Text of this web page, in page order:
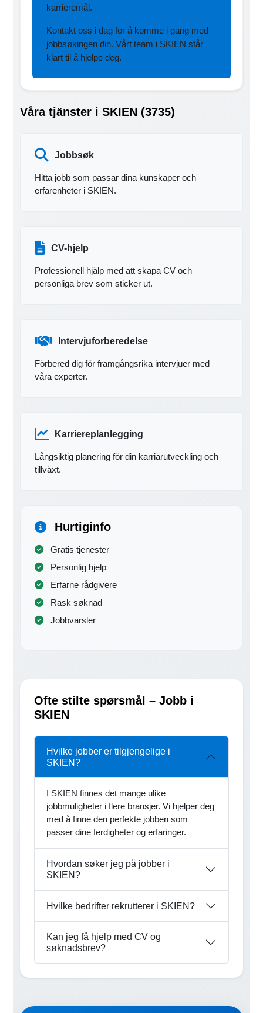
karrieremål.
Kontakt oss i dag for å komme i gang med
jobbsøkingen din. Vårt team i SKIEN står
klart til å hjelpe deg.
Våra tjänster i SKIEN (3735)
Jobbsøk
Hitta jobb som passar dina kunskaper och
erfarenheter i SKIEN.
CV-hjelp
Professionell hjälp med att skapa CV och
personliga brev som sticker ut.
Intervjuforberedelse
Förbered dig för framgångsrika intervjuer med
våra experter.
Karriereplanlegging
Långsiktig planering för din karriärutveckling och
tillväxt.
Hurtiginfo
Gratis tjenester
Personlig hjelp
Erfarne rådgivere
Rask søknad
Jobbvarsler
Ofte stilte spørsmål – Jobb i
SKIEN
Hvilke jobber er tilgjengelige i
SKIEN?
I SKIEN finnes det mange ulike
jobbmuligheter i flere bransjer. Vi hjelper deg
med å finne den perfekte jobben som
passer dine ferdigheter og erfaringer.
Hvordan søker jeg på jobber i
SKIEN?
Hvilke bedrifter rekrutterer i SKIEN?
Kan jeg få hjelp med CV og
søknadsbrev?